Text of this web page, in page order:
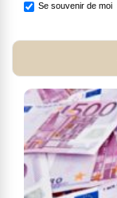
Se souvenir de moi